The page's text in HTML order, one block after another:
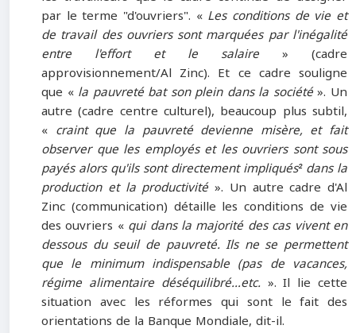
par le terme "d'ouvriers". « Les conditions de vie et
de travail des ouvriers sont marquées par l'inégalité
entre l'effort et le salaire » (cadre
approvisionnement/Al Zinc). Et ce cadre souligne
que « la pauvreté bat son plein dans la société». Un
autre (cadre centre culturel), beaucoup plus subtil,
« craint que la pauvreté devienne misère, et fait
observer que les employés et les ouvriers sont sous
payés alors qu'ils sont directement impliqués² dans la
production et la productivité». Un autre cadre d'Al
Zinc (communication) détaille les conditions de vie
des ouvriers « qui dans la majorité des cas vivent en
dessous du seuil de pauvreté. Ils ne se permettent
que le minimum indispensable (pas de vacances,
régime alimentaire déséquilibré…etc.». Il lie cette
situation avec les réformes qui sont le fait des
orientations de la Banque Mondiale, dit-il.